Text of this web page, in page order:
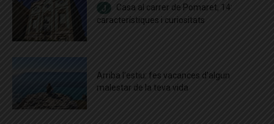
Casa al carrer de Pomaret, 14:
característiques i curiositats
Arriba l’estiu: fes vacances d’algun
malestar de la teva vida